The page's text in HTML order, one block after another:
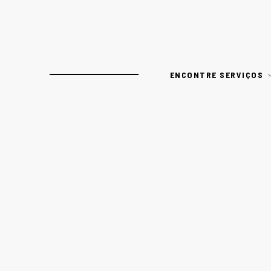
ENCONTRE SERVIÇOS